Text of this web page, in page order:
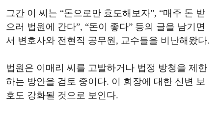
그간 이 씨는 “돈으로만 효도해보자”, “매주 돈 받
으러 법원에 간다”, “돈이 좋다” 등의 글을 남기면
서 변호사와 전현직 공무원, 교수들을 비난해왔다.
법원은 이매리 씨를 고발하거나 법정 방청을 제한
하는 방안을 검토 중이다. 이 회장에 대한 신변 보
호도 강화될 것으로 보인다.